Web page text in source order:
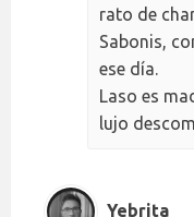
rato de
Sabonis,
ese día.
Laso es
lujo
Yebrita